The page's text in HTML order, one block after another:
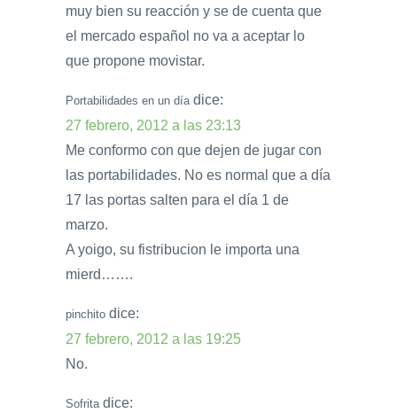
muy bien su reacción y se de cuenta que
el mercado español no va a aceptar lo
que propone movistar.
Portabilidades en un día dice:
27 febrero, 2012 a las 23:13
Me conformo con que dejen de jugar con
las portabilidades. No es normal que a día
17 las portas salten para el día 1 de
marzo.
A yoigo, su fistribucion le importa una
mierd…….
pinchito dice:
27 febrero, 2012 a las 19:25
No.
Sofrita dice: